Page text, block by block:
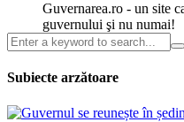
Guvernarea.ro - un site
guvernului şi nu numai!
Subiecte arzătoare